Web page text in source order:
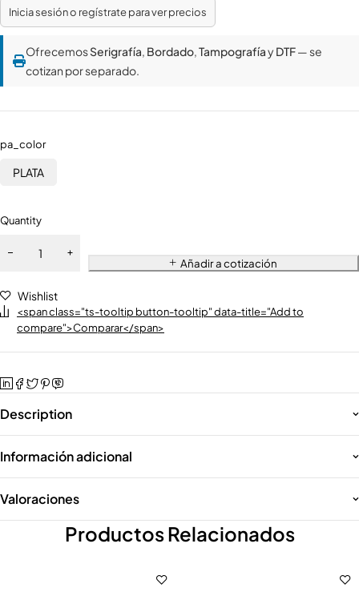
Inicia sesión o regístrate para ver precios
OfrecemosSerigrafía, Bordado,TampografíayDTF— se
cotizan por separado.
pa_color
PLATA
Quantity
Añadir a cotización
Wishlist
<span class="ts-tooltip button-tooltip" data-title="Add to
compare">Comparar</span>
Description
Información adicional
Valoraciones
Productos Relacionados